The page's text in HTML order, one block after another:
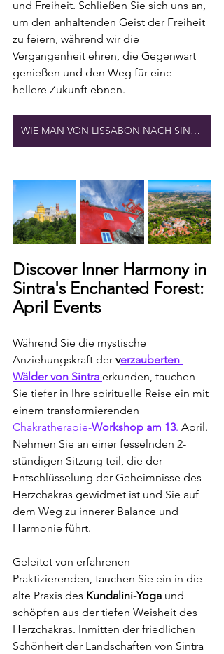
und Freiheit. Schließen Sie sich uns an,
um den anhaltenden Geist der Freiheit
zu feiern, während wir die
Vergangenheit ehren, die Gegenwart
genießen und den Weg für eine
hellere Zukunft ebnen.
WIE MAN VON LISSABON NACH SINTRA REISE
Discover Inner Harmony in
Sintra's Enchanted Forest:
April Events
Während Sie die mystische
Anziehungskraft der verzauberten
Wälder von Sintra erkunden, tauchen
Sie tiefer in Ihre spirituelle Reise ein mit
einem transformierenden
Chakratherapie-Workshop am 13. April.
Nehmen Sie an einer fesselnden 2-
stündigen Sitzung teil, die der
Entschlüsselung der Geheimnisse des
Herzchakras gewidmet ist und Sie auf
dem Weg zu innerer Balance und
Harmonie führt.
Geleitet von erfahrenen
Praktizierenden, tauchen Sie ein in die
alte Praxis des Kundalini-Yoga und
schöpfen aus der tiefen Weisheit des
Herzchakras. Inmitten der friedlichen
Schönheit der Landschaften von Sintra